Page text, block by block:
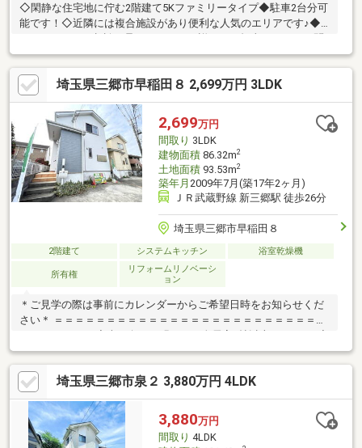
◇閑静な住宅地に佇む2階建て5Kファミリータイプ◆駐車2台分可
能です！◇近隣には複合施設があり便利な人気のエリアです♪◆
リフォームのご相談も承ります！！→詳しくは担当まで！ お問
い合わせお待ちしております♪■内見予約受付中■見学予約ボタン
またはフリーダイヤルまで(^^)/ ⇒詳しい資料のご請求は【資料
請求ボタン(無料）】フリーダイヤル 【0120-97-3903】ご質問・ご
相談もお気軽にどうぞ☆彡■その他物件も多数ご紹介中■リビング
コンシェルのHPでCheck！https://www.living-concier.co.jp/‐－‐‐
－‐－‐‐－‐－‐‐－ 〈 住まいのコンシェルジュ 〉
埼玉県三郷市早稲田８ 2,699万円 3LDK
2,699万円
間取り 3LDK
建物面積86.32m2
土地面積93.53m2
築年月 2009年7月(築17年2ヶ月)
ＪＲ武蔵野線 新三郷駅 徒歩26分
埼玉県三郷市早稲田８
2階建て システムキッチン 浴室乾燥機
所有権
リフォームリノベーシ
ョン
＊ご見学の際は事前にカレンダーからご希望日時をお知らせくだ
さい＊ ＝＝＝＝＝＝＝＝＝＝＝＝＝＝＝＝＝＝＝＝＝＝＝＝＝＝
小学校徒歩約2分、お子様の通学も安心です！◆土日祝は現地内
覧会実施中の現場多数ございます。◆住宅ローンの無料相談行っ
ています。 →インターネットでは検索しきれない細かなプランご
提案いたします。 →弊社営業スタッフが、お客様の疑問に丁寧に
お答えします。 【シェアパーク、パークホームグループ】 ◆都
内、埼玉県に複数店舗ございます。 ◆エリア問わず多数の情報の
ご紹介が可能です。
埼玉県三郷市泉２ 3,880万円 4LDK
3,880万円
間取り 4LDK